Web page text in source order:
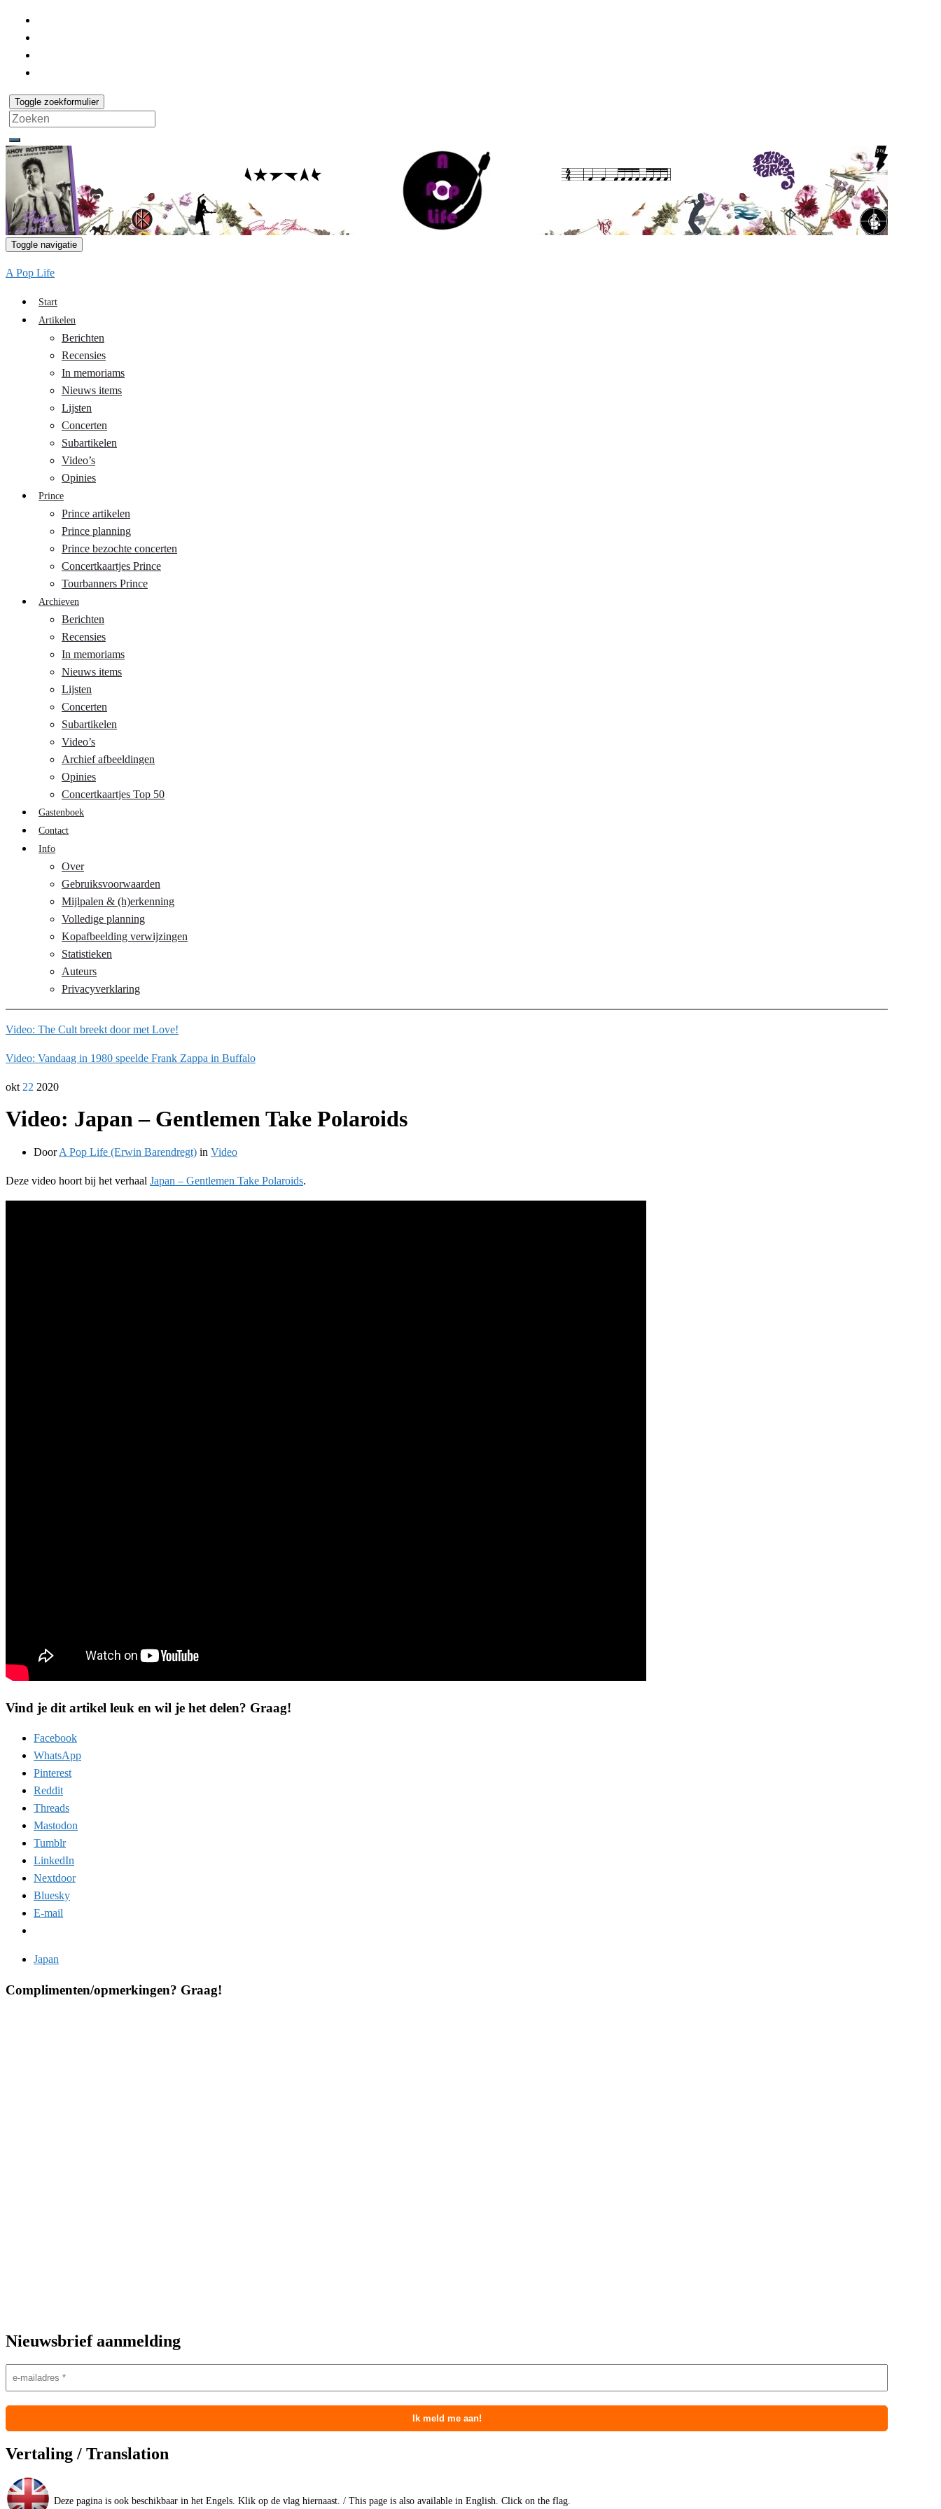
Toggle zoekformulier
Search
for:
Toggle navigatie
A Pop Life
Start
Artikelen
Berichten
Recensies
In memoriams
Nieuws items
Lijsten
Concerten
Subartikelen
Video’s
Opinies
Prince
Prince artikelen
Prince planning
Prince bezochte concerten
Concertkaartjes Prince
Tourbanners Prince
Archieven
Berichten
Recensies
In memoriams
Nieuws items
Lijsten
Concerten
Subartikelen
Video’s
Archief afbeeldingen
Opinies
Concertkaartjes Top 50
Gastenboek
Contact
Info
Over
Gebruiksvoorwaarden
Mijlpalen & (h)erkenning
Volledige planning
Kopafbeelding verwijzingen
Statistieken
Auteurs
Privacyverklaring
Video: The Cult breekt door met Love!
Video: Vandaag in 1980 speelde Frank Zappa in Buffalo
okt 22 2020
Video: Japan – Gentlemen Take Polaroids
DoorA Pop Life (Erwin Barendregt) in Video
Deze video hoort bij het verhaal Japan – Gentlemen Take Polaroids.
Vind je dit artikel leuk en wil je het delen? Graag!
Facebook
WhatsApp
Pinterest
Reddit
Threads
Mastodon
Tumblr
LinkedIn
Nextdoor
Bluesky
E-mail
Japan
Complimenten/opmerkingen? Graag!
Nieuwsbrief aanmelding
Vertaling / Translation
Deze pagina is ook beschikbaar in het Engels. Klik op de vlag hiernaast. / This page is also available in English. Click on the flag.